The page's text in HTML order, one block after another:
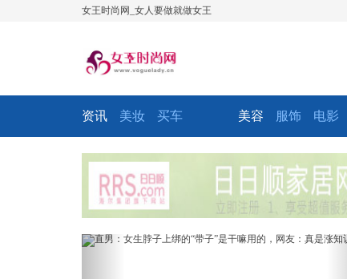
女王时尚网_女人要做就做女王
资讯 美妆 买车 美容 服饰 电影
Previous